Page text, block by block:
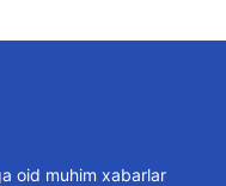
oid muhim xabarlar